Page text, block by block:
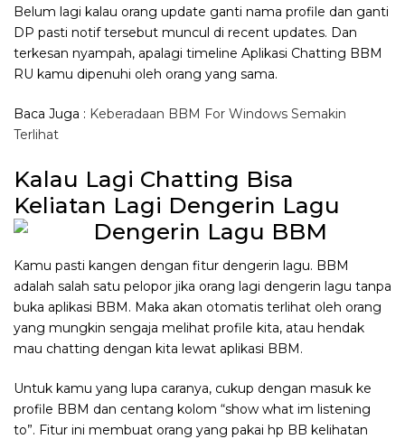
Belum lagi kalau orang update ganti nama profile dan ganti
DP pasti notif tersebut muncul di recent updates. Dan
terkesan nyampah, apalagi timeline Aplikasi Chatting BBM
RU kamu dipenuhi oleh orang yang sama.
Baca Juga : Keberadaan BBM For Windows Semakin
Terlihat
Kalau Lagi Chatting Bisa
Keliatan Lagi Dengerin Lagu
Kamu pasti kangen dengan fitur dengerin lagu. BBM
adalah salah satu pelopor jika orang lagi dengerin lagu tanpa
buka aplikasi BBM. Maka akan otomatis terlihat oleh orang
yang mungkin sengaja melihat profile kita, atau hendak
mau chatting dengan kita lewat aplikasi BBM.
Untuk kamu yang lupa caranya, cukup dengan masuk ke
profile BBM dan centang kolom “show what im listening
to”. Fitur ini membuat orang yang pakai hp BB kelihatan